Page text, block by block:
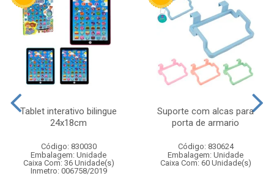
Tablet interativo bilingue
24x18cm
Código: 830030
Embalagem: Unidade
Caixa Com: 36 Unidade(s)
Inmetro: 006758/2019
Suporte com alcas para
porta de armario
Código: 830624
Embalagem: Unidade
Caixa Com: 60 Unidade(s)